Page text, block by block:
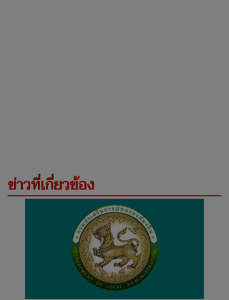
ข่าวที่เกี่ยวข้อง